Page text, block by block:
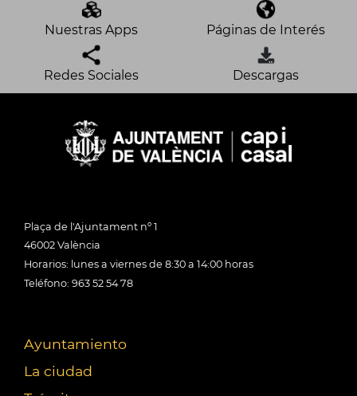
Nuestras Apps Páginas de Interés
Redes Sociales Descargas
Plaça de l'Ajuntament nº 1
46002 València
Horarios: lunes a viernes de 8:30 a 14:00 horas
Teléfono: 963 52 54 78
Ayuntamiento
La ciudad